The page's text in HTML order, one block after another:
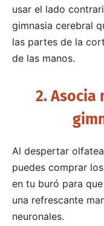
usar el lado
gimnasia cerebral
las partes de la
de las manos.
2. Asocia
Al despertar
puedes comprar
en tu buró para
una refrescante
neuronales.